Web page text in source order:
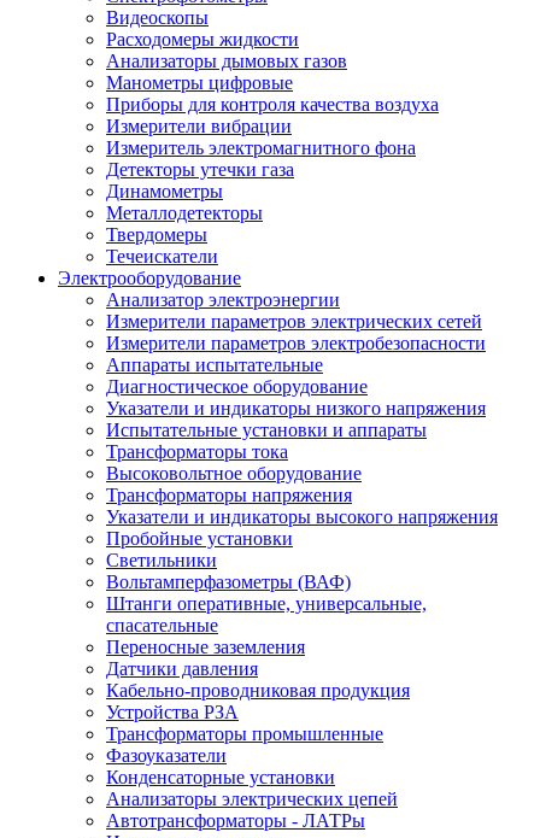
Видеоскопы
Расходомеры жидкости
Анализаторы дымовых газов
Манометры цифровые
Приборы для контроля качества воздуха
Измерители вибрации
Измеритель электромагнитного фона
Детекторы утечки газа
Динамометры
Металлодетекторы
Твердомеры
Течеискатели
Электрооборудование
Анализатор электроэнергии
Измерители параметров электрических сетей
Измерители параметров электробезопасности
Аппараты испытательные
Диагностическое оборудование
Указатели и индикаторы низкого напряжения
Испытательные установки и аппараты
Трансформаторы тока
Высоковольтное оборудование
Трансформаторы напряжения
Указатели и индикаторы высокого напряжения
Пробойные установки
Светильники
Вольтамперфазометры (ВАФ)
Штанги оперативные, универсальные,
спасательные
Переносные заземления
Датчики давления
Кабельно-проводниковая продукция
Устройства РЗА
Трансформаторы промышленные
Фазоуказатели
Конденсаторные установки
Анализаторы электрических цепей
Автотрансформаторы - ЛАТРы